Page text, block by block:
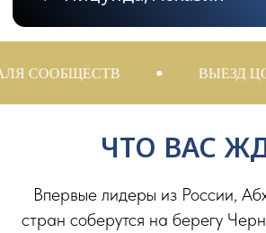
ВЫЕЗД ЦС
ЧТО ВАС
Впервые лидеры из России,
стран соберутся на берегу